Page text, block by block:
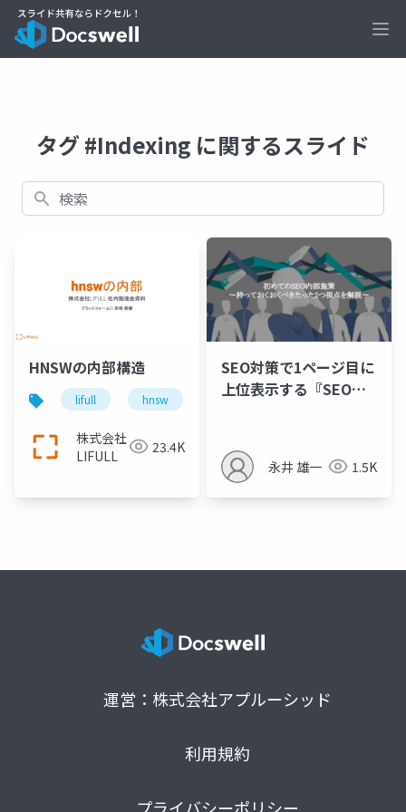
タグ #Indexing に関するスライド
検索
HNSWの内部構造
lifull hnsw search
株式会社
LIFULL
23.4K
SEO対策で1ページ目に
上位表示する『SEO対
策』
永井 雄一 1.5K
運営：株式会社アプルーシッド
利用規約
プライバシーポリシー